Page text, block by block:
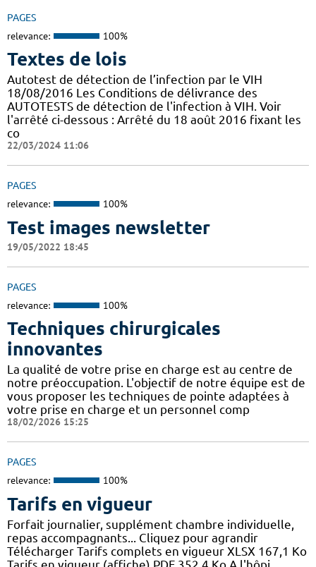
PAGES
relevance: 100%
Textes de lois
Autotest de détection de l’infection par le VIH
18/08/2016 Les Conditions de délivrance des
AUTOTESTS de détection de l'infection à VIH. Voir
l'arrêté ci-dessous : Arrêté du 18 août 2016 fixant les
co
22/03/2024 11:06
PAGES
relevance: 100%
Test images newsletter
19/05/2022 18:45
PAGES
relevance: 100%
Techniques chirurgicales
innovantes
La qualité de votre prise en charge est au centre de
notre préoccupation. L'objectif de notre équipe est de
vous proposer les techniques de pointe adaptées à
votre prise en charge et un personnel comp
18/02/2026 15:25
PAGES
relevance: 100%
Tarifs en vigueur
Forfait journalier, supplément chambre individuelle,
repas accompagnants... Cliquez pour agrandir
Télécharger Tarifs complets en vigueur XLSX 167,1 Ko